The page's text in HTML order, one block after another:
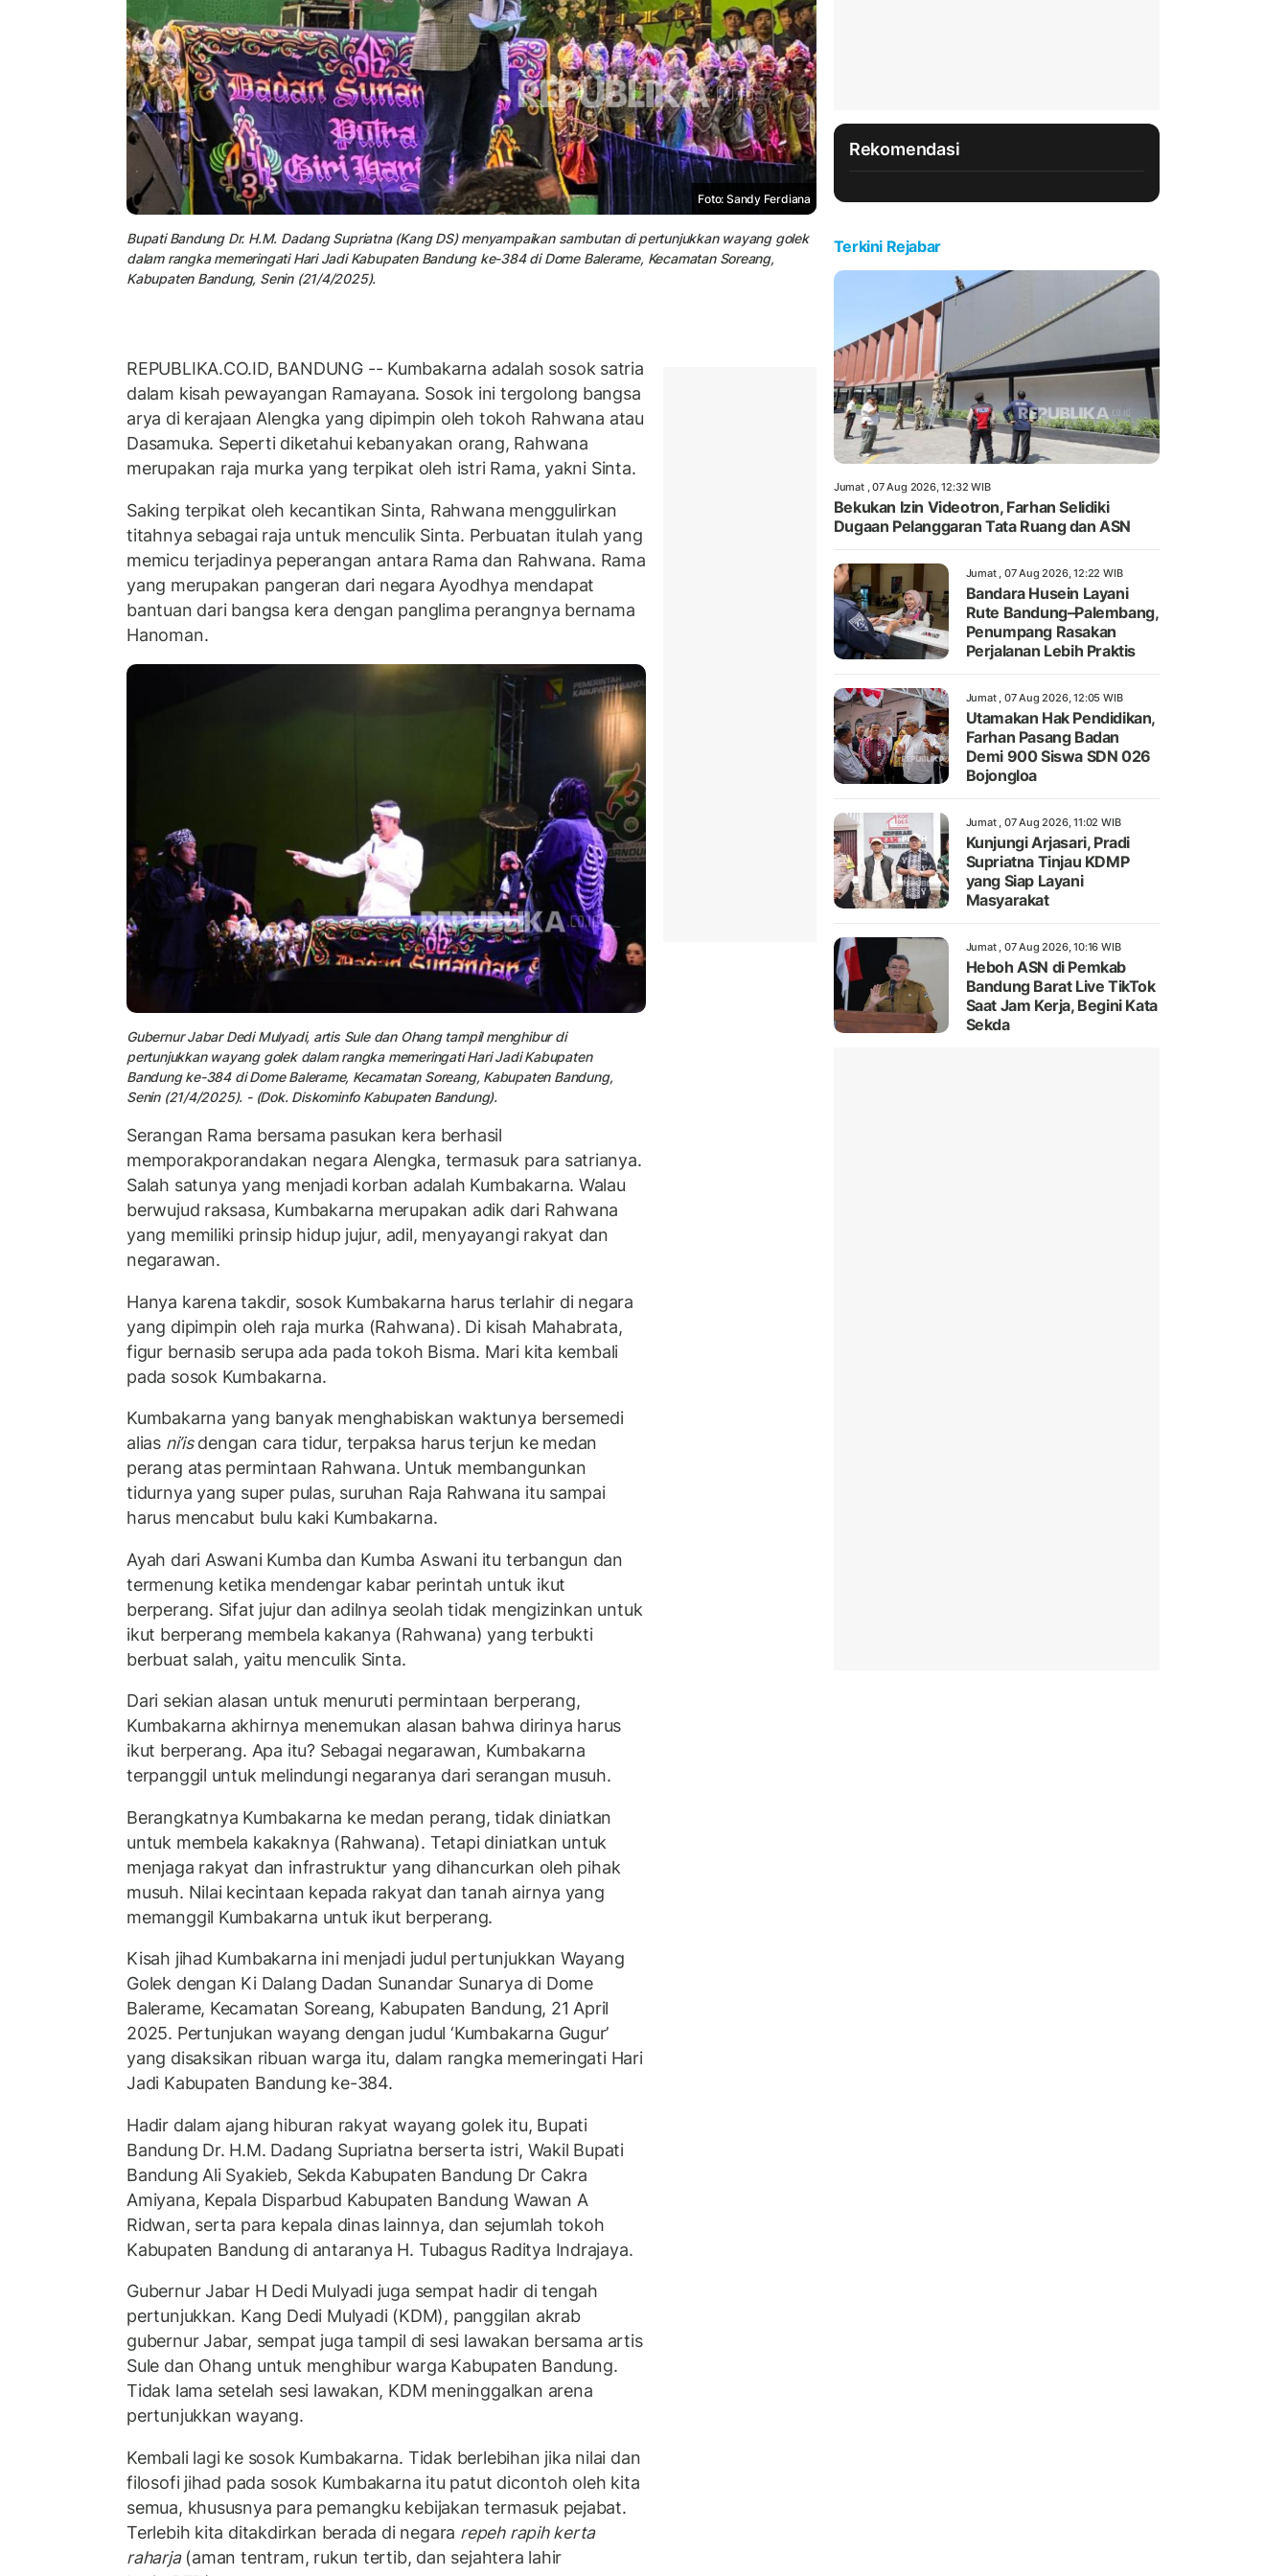
Foto: Sandy Ferdiana
Bupati Bandung Dr. H.M. Dadang Supriatna (Kang DS) menyampaikan sambutan di pertunjukkan wayang golek
dalam rangka memeringati Hari Jadi Kabupaten Bandung ke-384 di Dome Balerame, Kecamatan Soreang,
Kabupaten Bandung, Senin (21/4/2025).
REPUBLIKA.CO.ID, BANDUNG -- Kumbakarna adalah sosok satria
dalam kisah pewayangan Ramayana. Sosok ini tergolong bangsa
arya di kerajaan Alengka yang dipimpin oleh tokoh Rahwana atau
Dasamuka. Seperti diketahui kebanyakan orang, Rahwana
merupakan raja murka yang terpikat oleh istri Rama, yakni Sinta.
Saking terpikat oleh kecantikan Sinta, Rahwana menggulirkan
titahnya sebagai raja untuk menculik Sinta. Perbuatan itulah yang
memicu terjadinya peperangan antara Rama dan Rahwana. Rama
yang merupakan pangeran dari negara Ayodhya mendapat
bantuan dari bangsa kera dengan panglima perangnya bernama
Hanoman.
Gubernur Jabar Dedi Mulyadi, artis Sule dan Ohang tampil menghibur di
pertunjukkanwayang golek dalam rangka memeringati Hari Jadi Kabupaten
Bandungke-384 di Dome Balerame, Kecamatan Soreang, Kabupaten Bandung,
Senin (21/4/2025). - (Dok. Diskominfo Kabupaten Bandung).
Serangan Rama bersama pasukan kera berhasil
memporakporandakan negara Alengka, termasuk para satrianya.
Salah satunya yang menjadi korban adalah Kumbakarna. Walau
berwujud raksasa, Kumbakarna merupakan adik dari Rahwana
yang memiliki prinsip hidup jujur, adil, menyayangi rakyat dan
negarawan.
Hanya karena takdir, sosok Kumbakarna harus terlahir di negara
yang dipimpin oleh raja murka (Rahwana). Di kisah Mahabrata,
figur bernasib serupa ada pada tokoh Bisma. Mari kita kembali
pada sosok Kumbakarna.
Kumbakarna yang banyak menghabiskan waktunya bersemedi
alias ni’isdengan cara tidur, terpaksa harus terjun ke medan
perang atas permintaan Rahwana. Untuk membangunkan
tidurnya yang super pulas, suruhan Raja Rahwana itu sampai
harus mencabut bulu kaki Kumbakarna.
Ayah dari Aswani Kumba dan Kumba Aswani itu terbangun dan
termenung ketika mendengar kabar perintah untuk ikut
berperang. Sifat jujur dan adilnya seolah tidak mengizinkan untuk
ikut berperang membela kakanya (Rahwana) yang terbukti
berbuat salah, yaitu menculik Sinta.
Dari sekian alasan untuk menuruti permintaan berperang,
Kumbakarna akhirnya menemukan alasan bahwa dirinya harus
ikut berperang. Apa itu? Sebagai negarawan, Kumbakarna
terpanggil untuk melindungi negaranya dari serangan musuh.
Berangkatnya Kumbakarna ke medan perang, tidak diniatkan
untuk membela kakaknya (Rahwana). Tetapi diniatkan untuk
menjaga rakyat dan infrastruktur yang dihancurkan oleh pihak
musuh. Nilai kecintaan kepada rakyat dan tanah airnya yang
memanggil Kumbakarna untuk ikut berperang.
Kisah jihad Kumbakarna ini menjadi judul pertunjukkan Wayang
Golek dengan Ki Dalang Dadan Sunandar Sunarya di Dome
Balerame, Kecamatan Soreang, Kabupaten Bandung, 21 April
2025. Pertunjukan wayang dengan judul ‘Kumbakarna Gugur’
yang disaksikan ribuan warga itu, dalam rangka memeringati Hari
Jadi Kabupaten Bandung ke-384.
Hadir dalam ajang hiburan rakyat wayang golek itu, Bupati
Bandung Dr. H.M. Dadang Supriatna berserta istri, Wakil Bupati
Bandung Ali Syakieb, Sekda Kabupaten Bandung Dr Cakra
Amiyana, Kepala Disparbud Kabupaten Bandung Wawan A
Ridwan, serta para kepala dinas lainnya, dan sejumlah tokoh
Kabupaten Bandung di antaranya H. Tubagus Raditya Indrajaya.
Gubernur Jabar H Dedi Mulyadi juga sempat hadir di tengah
pertunjukkan. Kang Dedi Mulyadi (KDM), panggilan akrab
gubernur Jabar, sempat juga tampil di sesi lawakan bersama artis
Sule dan Ohang untuk menghibur warga Kabupaten Bandung.
Tidak lama setelah sesi lawakan, KDM meninggalkan arena
pertunjukkan wayang.
Kembali lagi ke sosok Kumbakarna. Tidak berlebihan jika nilai dan
filosofi jihad pada sosok Kumbakarna itu patut dicontoh oleh kita
semua, khususnya para pemangku kebijakan termasuk pejabat.
Terlebih kita ditakdirkan berada di negara repeh rapih kerta
raharja(aman tentram, rukun tertib, dan sejahtera lahir
Rekomendasi
Terkini Rejabar
Jumat , 07 Aug 2026, 12:32 WIB
Bekukan Izin Videotron, Farhan Selidiki
Dugaan Pelanggaran Tata Ruang dan ASN
Jumat , 07 Aug 2026, 12:22 WIB
Bandara Husein Layani
Rute Bandung–Palembang,
Penumpang Rasakan
Perjalanan Lebih Praktis
Jumat , 07 Aug 2026, 12:05 WIB
Utamakan Hak Pendidikan,
Farhan Pasang Badan
Demi 900 Siswa SDN 026
Bojongloa
Jumat , 07 Aug 2026, 11:02 WIB
Kunjungi Arjasari, Pradi
Supriatna Tinjau KDMP
yang Siap Layani
Masyarakat
Jumat , 07 Aug 2026, 10:16 WIB
Heboh ASN di Pemkab
Bandung Barat Live TikTok
Saat Jam Kerja, Begini Kata
Sekda